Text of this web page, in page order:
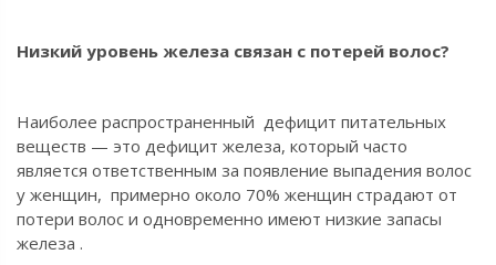
Низкий уровень железа связан с потерей волос?
Наиболее распространенный дефицит питательных
веществ — это дефицит железа, который часто
является ответственным за появление выпадения волос
у женщин, примерно около 70% женщин страдают от
потери волос и одновременно имеют низкие запасы
железа .